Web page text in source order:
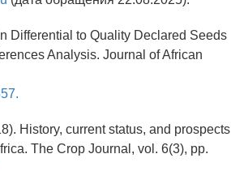
Differential to Quality Declared Seeds
Analysis. Journal of African
History, current status, and prospects
The Crop Journal, vol. 6(3), pp.